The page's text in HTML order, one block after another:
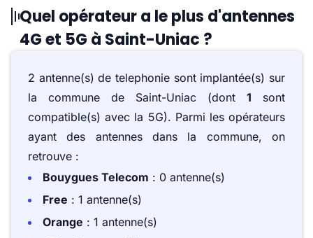
Quel opérateur a le plus d'antennes
4G et 5G à Saint-Uniac ?
2 antenne(s) de telephonie sont implantée(s) sur
la commune de Saint-Uniac (dont 1 sont
compatible(s) avec la 5G). Parmi les opérateurs
ayant des antennes dans la commune, on
retrouve :
Bouygues Telecom : 0 antenne(s)
Free : 1 antenne(s)
Orange : 1 antenne(s)